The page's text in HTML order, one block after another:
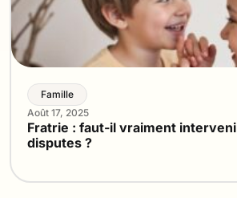
Famille
Août 17, 2025
Fratrie : faut-il vraiment
disputes ?